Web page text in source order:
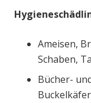
Ameisen,
Schaben,
Bücher-